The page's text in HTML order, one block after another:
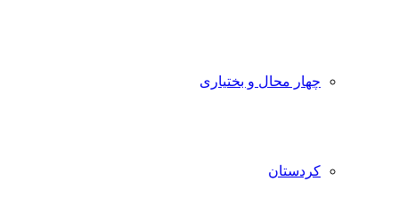
چهار محال و بختیاری
کردستان